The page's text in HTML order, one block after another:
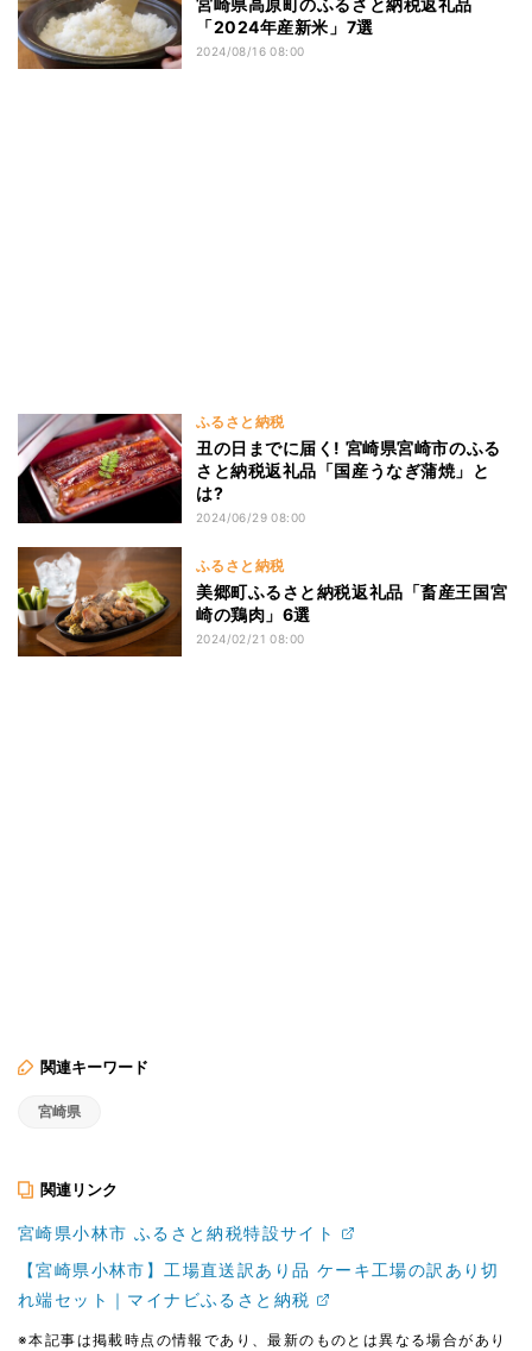
宮崎県高原町のふるさと納税返礼品
「2024年産新米」7選
2024/08/16 08:00
ふるさと納税
丑の日までに届く! 宮崎県宮崎市のふる
さと納税返礼品「国産うなぎ蒲焼」と
は?
2024/06/29 08:00
ふるさと納税
美郷町ふるさと納税返礼品「畜産王国宮
崎の鶏肉」6選
2024/02/21 08:00
関連キーワード
宮崎県
関連リンク
宮崎県小林市 ふるさと納税特設サイト
【宮崎県小林市】工場直送訳あり品 ケーキ工場の訳あり切
れ端セット｜マイナビふるさと納税
※本記事は掲載時点の情報であり、最新のものとは異なる場合があり